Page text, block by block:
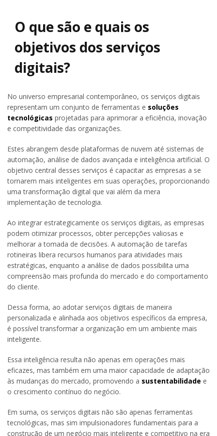
O que são e quais os
objetivos dos serviços
digitais?
No universo empresarial contemporâneo, os serviços digitais
representam um conjunto de ferramentas e soluções
tecnológicas projetadas para aprimorar a eficiência, inovação
e competitividade das organizações.
Estes abrangem desde plataformas de nuvem até sistemas de
automação, análise de dados avançada e inteligência artificial. O
objetivo central desses serviços é capacitar as empresas a se
tornarem mais inteligentes em suas operações, proporcionando
uma transformação digital que vai além da mera
implementação de tecnologia.
Ao integrar estrategicamente os serviços digitais, as empresas
podem otimizar processos, obter percepções valiosas e
melhorar a tomada de decisões. A automação de tarefas
rotineiras libera recursos humanos para atividades mais
estratégicas, enquanto a análise de dados possibilita uma
compreensão mais profunda do mercado e do comportamento
do cliente.
Dessa forma, ao adotar serviços digitais de maneira
personalizada e alinhada aos objetivos específicos da empresa,
é possível transformar a organização em um ambiente mais
inteligente.
Essa inteligência resulta não apenas em operações mais
eficazes, mas também em uma maior capacidade de adaptação
às mudanças do mercado, promovendo a sustentabilidade e
o crescimento contínuo do negócio.
Em suma, os serviços digitais não são apenas ferramentas
tecnológicas, mas sim impulsionadores fundamentais para a
construção de um negócio mais inteligente e competitivo na era